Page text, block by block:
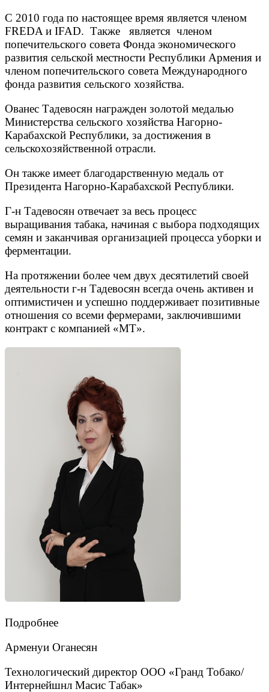
С 2010 года по настоящее время является членом
FREDA и IFAD. Также является членом
попечительского совета Фонда экономического
развития сельской местности Республики Армения и
членом попечительского совета Международного
фонда развития сельского хозяйства.
Ованес Тадевосян награжден золотой медалью
Министерства сельского хозяйства Нагорно-
Карабахской Республики, за достижения в
сельскохозяйственной отрасли.
Он также имеет благодарственную медаль от
Президента Нагорно-Карабахской Республики.
Г-н Тадевосян отвечает за весь процесс
выращивания табака, начиная с выбора подходящих
семян и заканчивая организацией процесса уборки и
ферментации.
На протяжении более чем двух десятилетий своей
деятельности г-н Тадевосян всегда очень активен и
оптимистичен и успешно поддерживает позитивные
отношения со всеми фермерами, заключившими
контракт с компанией «МТ».
Подробнее
Арменуи Оганесян
Технологический директор ООО «Гранд Тобако/
Интернейшнл Масис Табак»